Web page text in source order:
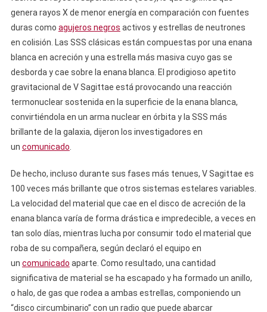
genera rayos X de menor energía en comparación con fuentes
duras como agujeros negros activos y estrellas de neutrones
en colisión. Las SSS clásicas están compuestas por una enana
blanca en acreción y una estrella más masiva cuyo gas se
desborda y cae sobre la enana blanca. El prodigioso apetito
gravitacional de V Sagittae está provocando una reacción
termonuclear sostenida en la superficie de la enana blanca,
convirtiéndola en un arma nuclear en órbita y la SSS más
brillante de la galaxia, dijeron los investigadores en
un comunicado
De hecho, incluso durante sus fases más tenues, V Sagittae es
100 veces más brillante que otros sistemas estelares variables.
La velocidad del material que cae en el disco de acreción de la
enana blanca varía de forma drástica e impredecible, a veces en
tan solo días, mientras lucha por consumir todo el material que
roba de su compañera, según declaró el equipo en
un comunicado aparte. Como resultado, una cantidad
significativa de material se ha escapado y ha formado un anillo,
o halo, de gas que rodea a ambas estrellas, componiendo un
“disco circumbinario” con un radio que puede abarcar